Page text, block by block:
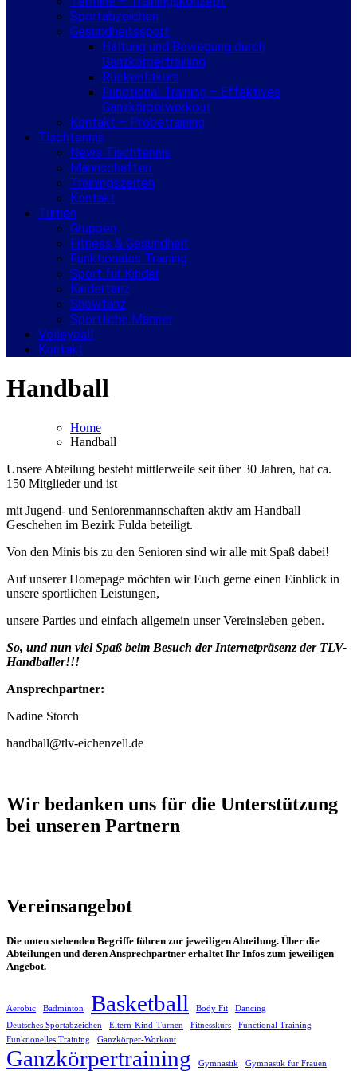
Sportabzeichen
Gesundheitssport
Haltung und Bewegung durch
Ganzkörpertraining
Rückenfitkurs
Functional Training – Effektives
Ganzkörperworkout
Kontakt – Probetraining
Tischtennis
News Tischtennis
Mannschaften
Trainingszeiten
Kontakt
Turnen
Gruppen
Fitness & Gesundheit
Funktionales Training
Sport für Kinder
Kindertanz
Showtanz
Sportliche Männer
Volleyball
Kontakt
Handball
Home
Handball
Unsere Abteilung besteht mittlerweile seit über 30 Jahren, hat ca.
150 Mitglieder und ist
mit Jugend- und Seniorenmannschaften aktiv am Handball
Geschehen im Bezirk Fulda beteiligt.
Von den Minis bis zu den Senioren sind wir alle mit Spaß dabei!
Auf unserer Homepage möchten wir Euch gerne einen Einblick in
unsere sportlichen Leistungen,
unsere Parties und einfach allgemein unser Vereinsleben geben.
So, und nun viel Spaß beim Besuch der Internetpräsenz der TLV-
Handballer!!!
Ansprechpartner:
Nadine Storch
handball@tlv-eichenzell.de
Wir bedanken uns für die Unterstützung
bei unseren Partnern
Vereinsangebot
Die unten stehenden Begriffe führen zur jeweiligen Abteilung. Über die
Abteilungen und deren Ansprechpartner erhaltet Ihr Infos zum jeweiligen
Angebot.
Aerobic Badminton Basketball Body Fit
Dancing
Deutsches Sportabzeichen
Eltern-Kind-Turnen Fitnesskurs
Functional Training
Funktionelles Training
Ganzkörper-Workout
Ganzkörpertraining Gymnastik Gymnastik für Frauen